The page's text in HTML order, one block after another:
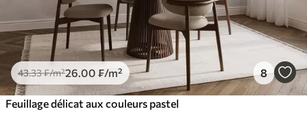
43.33₣/m²26 .00 ₣/m² 8
Feuillage délicat aux couleurs pastel